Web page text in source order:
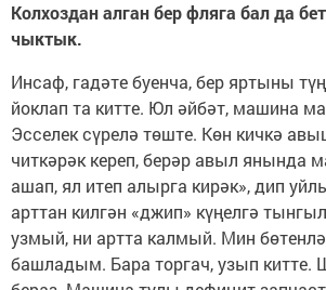
Колхоздан алган бер фляга бал да
чыктык.
Инсаф, гадәте буенча, бер яртыны
йоклап та китте. Юл әйбәт, машина
Эсселек сүрелә төште. Көн кичкә
читкәрәк кереп, берәр авыл янында
ашап, ял итеп алырга кирәк», дип
арттан килгән «джип» күңелгә
узмый, ни артта кал­мый. Мин
башла­дым. Бара торгач, узып китте.